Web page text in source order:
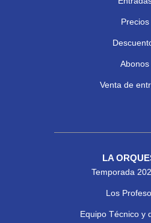
Precios
Abonos
Venta de
LA
Temporada
Los
Equipo Técnico y